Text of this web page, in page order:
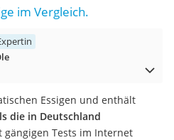
im Vergleich.
Essigen und enthält
die in Deutschland
gängigen Tests im Internet